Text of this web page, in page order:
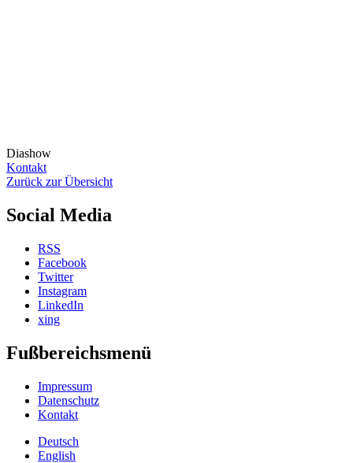
Diashow
Kontakt
Zurück zur Übersicht
Social Media
RSS
Facebook
Twitter
Instagram
LinkedIn
xing
Fußbereichsmenü
Impressum
Datenschutz
Kontakt
Deutsch
English